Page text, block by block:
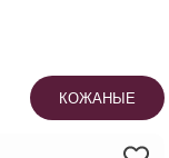
КОЖАНЫЕ